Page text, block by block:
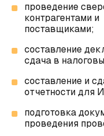
проведение
контрагентами и
поставщиками;
составление
сдача в
составление и
отчетности
подготовка
проведения